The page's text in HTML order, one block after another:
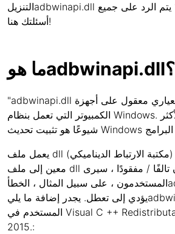
التنزيلadbwinapi.dll وأين يتم وضعه؟ يتم الرد على جميع
أسئلتك هنا!
ما هوadbwinapi.dll؟
"adbwinapi.dll مفقود" هو خطأ معياري معقول على أجهزة
الكمبيوتر التي تعمل بنظام Windows. حدوث المشكلة الأكثر
يعمل ملف dll (مكتبة الارتباط الديناميكي) عندما يحتاج برنامج
معين إلى ملف dll هذا. إذا كان تالفًا / مفقودًا ، سيرى
المستخدمون ، على سبيل المثال ، الخطأadbwinapi.dll ، مما
يؤدي إلى تعطل. يجدر إضافة ما يليadbwinapi.dll هو الملف
المستخدم في Visual C ++ Redistributable لـ Visual Studio
2015.: